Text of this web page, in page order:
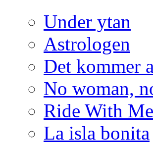
Under ytan
Astrologen
Det kommer
No woman,
Ride With Me
La isla bonita